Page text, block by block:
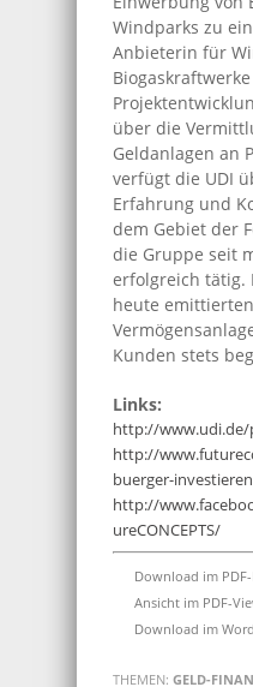
Windparks zu
Anbieterin für
über die
Geldanlagen an
verfügt die UDI
Erfahrung und
dem Gebiet der
die Gruppe seit
erfolgreich tätig.
heute
Kunden stets
Links:
http://www.udi.de/
http://
buerger-
http://
ureCONCEPTS/
Download im
Ansicht im PDF-
Download im
THEMEN: GELD-